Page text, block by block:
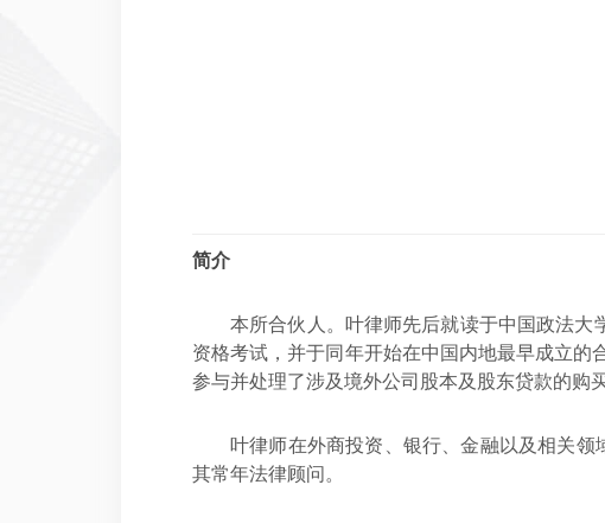
简介
本所合伙人。叶律师先后就读于中国政法
资格考试，并于同年开始在中国内地最早成立
参与并处理了涉及境外公司股本及股东贷款的购
叶律师在外商投资、银行、金融以及相关
其常年法律顾问。